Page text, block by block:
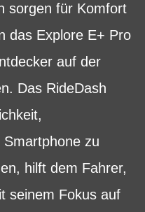
sorgen für Komfort
das Explore E+ Pro
auf der
Das RideDash
Smartphone zu
hilft dem Fahrer,
seinem Fokus auf